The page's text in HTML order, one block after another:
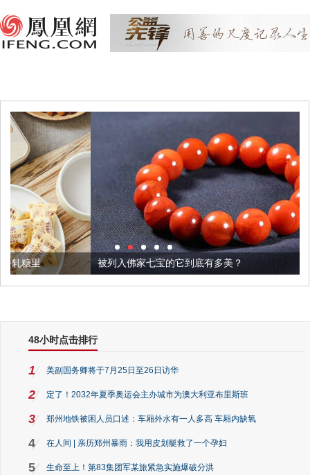
被列入佛家七宝的它到底有多美？
48小时点击排行
1 美副国务卿将于7月25日至26日访华
2 定了！2032年夏季奥运会主办城市为澳大利亚布里斯班
3 郑州地铁被困人员口述：车厢外水有一人多高 车厢内缺氧
4 在人间 | 亲历郑州暴雨：我用皮划艇救了一个孕妇
5 生命至上！第83集团军某旅紧急实施爆破分洪